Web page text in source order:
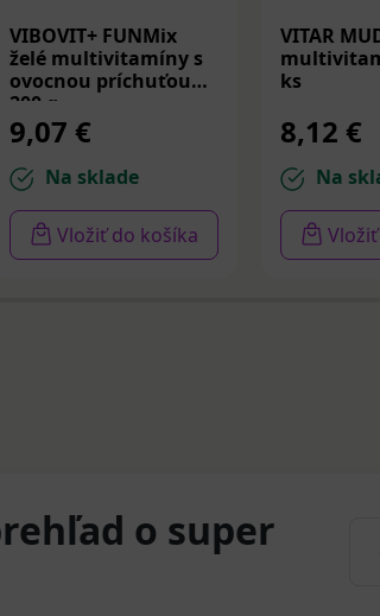
VIBOVIT+ FUNMix
želé multivitamíny s
ovocnou príchuťou
200 g
9,07 €
Na sklade
Vložiť do košíka
VITAR
ks
8,12 €
Na
o super